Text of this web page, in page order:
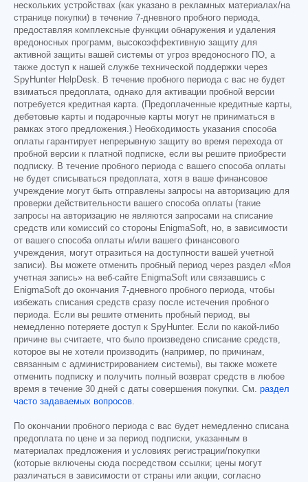
нескольких устройствах (как указано в рекламных материалах/на
странице покупки) в течение 7-дневного пробного периода,
предоставляя комплексные функции обнаружения и удаления
вредоносных программ, высокоэффективную защиту для
активной защиты вашей системы от угроз вредоносного ПО, а
также доступ к нашей службе технической поддержки через
SpyHunter HelpDesk. В течение пробного периода с вас не будет
взиматься предоплата, однако для активации пробной версии
потребуется кредитная карта. (Предоплаченные кредитные карты,
дебетовые карты и подарочные карты могут не приниматься в
рамках этого предложения.) Необходимость указания способа
оплаты гарантирует непрерывную защиту во время перехода от
пробной версии к платной подписке, если вы решите приобрести
подписку. В течение пробного периода с вашего способа оплаты
не будет списываться предоплата, хотя в ваше финансовое
учреждение могут быть отправлены запросы на авторизацию для
проверки действительности вашего способа оплаты (такие
запросы на авторизацию не являются запросами на списание
средств или комиссий со стороны EnigmaSoft, но, в зависимости
от вашего способа оплаты и/или вашего финансового
учреждения, могут отразиться на доступности вашей учетной
записи). Вы можете отменить пробный период через раздел «Моя
учетная запись» на веб-сайте EnigmaSoft или связавшись с
EnigmaSoft до окончания 7-дневного пробного периода, чтобы
избежать списания средств сразу после истечения пробного
периода. Если вы решите отменить пробный период, вы
немедленно потеряете доступ к SpyHunter. Если по какой-либо
причине вы считаете, что было произведено списание средств,
которое вы не хотели производить (например, по причинам,
связанным с администрированием системы), вы также можете
отменить подписку и получить полный возврат средств в любое
время в течение 30 дней с даты совершения покупки. См. раздел
часто задаваемых вопросов.
По окончании пробного периода с вас будет немедленно списана
предоплата по цене и за период подписки, указанным в
материалах предложения и условиях регистрации/покупки
(которые включены сюда посредством ссылки; цены могут
различаться в зависимости от страны или акции, согласно